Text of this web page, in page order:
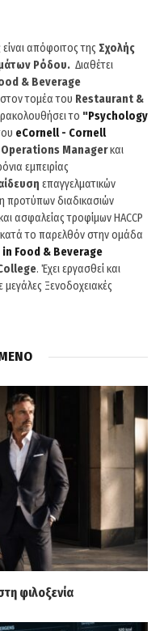
είναι απόφοιτος της Σχολής
Ρόδου. Διαθέτει
& Beverage
τομέα του Restaurant &
το "Psychology
eCornell- Cornell
Operations Managerκαι
εμπειρίας
επαγγελματικών
προτύπων διαδικασιών
ασφαλείας τροφίμων HACCP
κατά το παρελθόν στην ομάδα
in Food & Beverage
. Έχει εργασθεί και
μεγάλες Ξενοδοχειακές
φιλοξενία